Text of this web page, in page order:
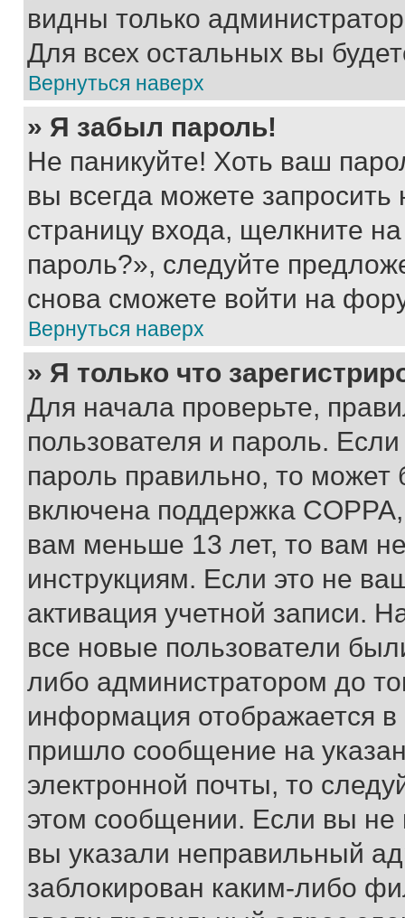
видны только
Для всех остальных вы
Вернуться наверх
» Я забыл пароль!
Не паникуйте! Хоть ваш
вы всегда можете
страницу входа, щелкните
пароль?», следуйте
снова сможете войти на
Вернуться наверх
» Я только что
Для начала проверьте,
пользователя и пароль.
пароль правильно, то может
включена поддержка
вам меньше 13 лет, то вам
инструкциям. Если это не
активация учетной записи.
все новые пользователи
либо администратором до
информация отображается
пришло сообщение на
электронной почты, то
этом сообщении. Если вы
вы указали неправильный
заблокирован каким-либо